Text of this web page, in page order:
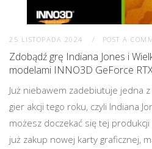
25 LISTOPADA 2024 POST A
Zdobądź grę Indiana Jones i
modelami INNO3D GeForce
Już niebawem zadebiutuje jedna
gier akcji tego roku, czyli Indiana
możesz doczekać się tej
już zakup nowej karty graficznej,